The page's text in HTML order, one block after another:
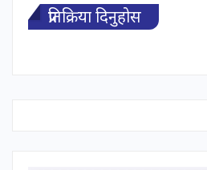
प्रतिक्रिया दिनुहोस